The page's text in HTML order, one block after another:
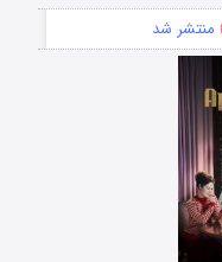
منتشر شد